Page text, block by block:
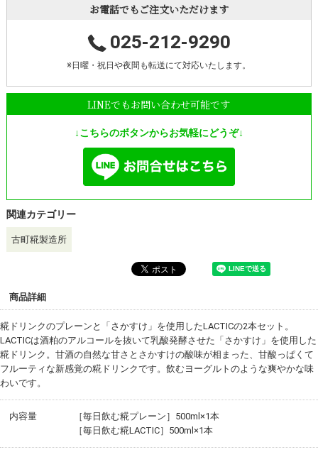
お電話でもご注文いただけます
025-212-9290
※日曜・祝日や夜間も転送にて対応いたします。
LINEでもお問い合わせ可能です
↓こちらのボタンからお気軽にどうぞ↓
関連カテゴリー
古町糀製造所
商品詳細
糀ドリンクのプレーンと「さかすけ」を使用したLACTICの2本セット。
LACTICは酒粕のアルコールを抜いて乳酸発酵させた「さかすけ」を使用した
糀ドリンク。甘酒の自然な甘さとさかすけの酸味が相まった、甘酸っぱくて
フルーティな新感覚の糀ドリンクです。飲むヨーグルトのような爽やかな味
わいです。
内容量
［毎日飲む糀プレーン］500ml×1本
［毎日飲む糀LACTIC］500ml×1本